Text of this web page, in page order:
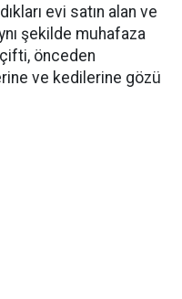
evi satın alan ve
şekilde muhafaza
önceden
ve kedilerine gözü